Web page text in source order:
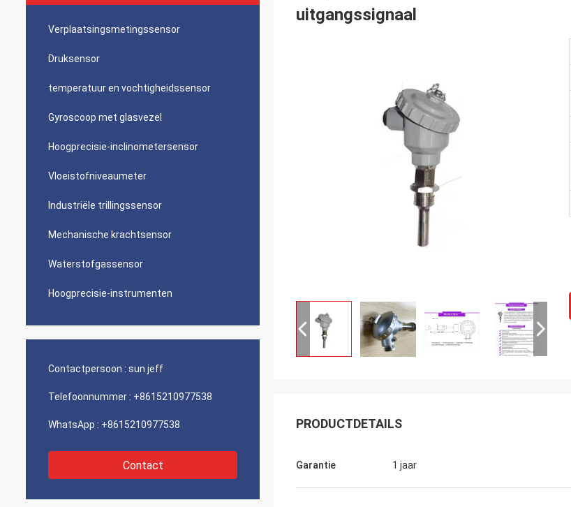
Verplaatsingsmetingssensor
Druksensor
temperatuur en vochtigheidssensor
Gyroscoop met glasvezel
Hoogprecisie-inclinometersensor
Vloeistofniveaumeter
Industriële trillingssensor
Mechanische krachtsensor
Waterstofgassensor
Hoogprecisie-instrumenten
Contactpersoon : sun jeff
Telefoonnummer : +8615210977538
WhatsApp : +8615210977538
Contact
uitgangssignaal
PRODUCTDETAILS
Garantie 1 jaar